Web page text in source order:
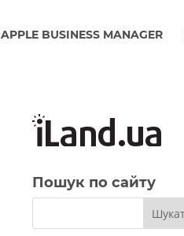
APPLE BUSINESS MANAGER
Пошук по сайту